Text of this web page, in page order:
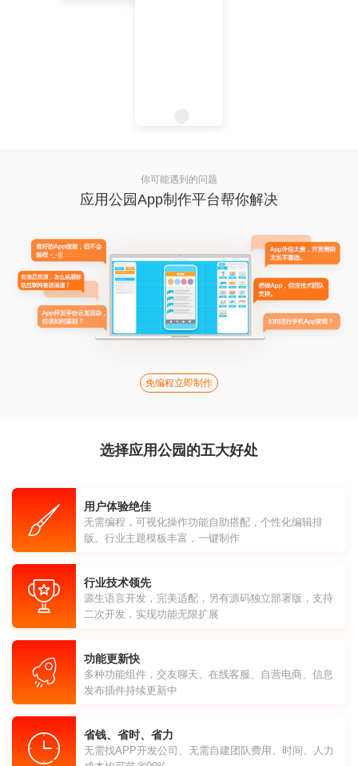
你可能遇到的问题
应用公园App制作平台帮你解决
免编程立即制作
选择应用公园的五大好处
用户体验绝佳
无需编程，可视化操作功能自助搭配，个性化编辑排
版。行业主题模板丰富，一键制作
行业技术领先
源生语言开发，完美适配，另有源码独立部署版，支持
二次开发，实现功能无限扩展
功能更新快
多种功能组件，交友聊天、在线客服、自营电商、信息
发布插件持续更新中
省钱、省时、省力
无需找APP开发公司、无需自建团队费用、时间、人力